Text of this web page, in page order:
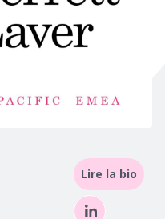
Lire la bio